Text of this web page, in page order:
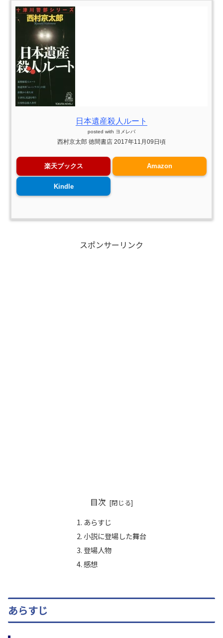
日本遺産殺人ルート
posted with ヨメレバ
西村京太郎 徳間書店 2017年11月09日頃
楽天ブックス Amazon
Kindle
スポンサーリンク
目次
あらすじ
小説に登場した舞台
登場人物
感想
あらすじ